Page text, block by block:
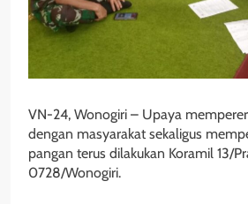
VN-24, Wonogiri – Upaya
dengan masyarakat sekaligus
pangan terus dilakukan Koramil 13/
0728/Wonogiri.